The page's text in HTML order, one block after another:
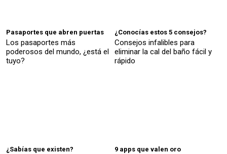
Pasaportes que abren puertas
Los pasaportes más
poderosos del mundo, ¿está el
tuyo?
¿Conocías estos 5 consejos?
Consejos infalibles para
eliminar la cal del baño fácil y
rápido
¿Sabías que existen? 9 apps que valen oro